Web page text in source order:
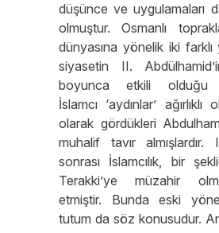
düşünce ve uygulamaları
olmuştur. Osmanlı
dünyasına yönelik iki
siyasetin II.
boyunca etkili olduğu
İslamcı ‘aydınlar’
olarak gördükleri
muhalif tavır
sonrası İslamcılık, bir
Terakki’ye müzahir
etmiştir. Bunda eski
tutum da söz konusudur.